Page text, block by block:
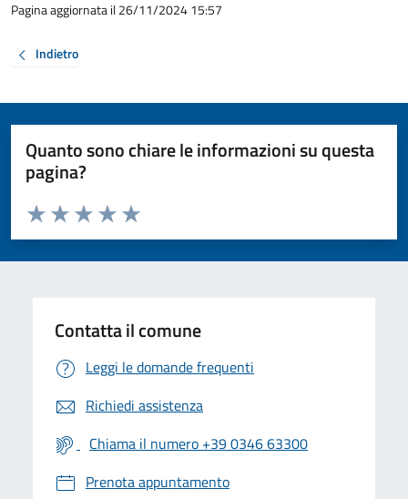
Pagina aggiornata il 26/11/2024 15:57
Indietro
Quanto sono chiare le informazioni su questa
pagina?
Valuta da 1 a 5 stelle la pagina
Valuta 5 stelle su 5
Valuta 4 stelle su 5
Valuta 3 stelle su 5
Valuta 2 stelle su 5
Valuta 1 stelle su 5
Contatta il comune
Leggi le domande frequenti
Richiedi assistenza
Chiama il numero +39 0346 63300
Prenota appuntamento